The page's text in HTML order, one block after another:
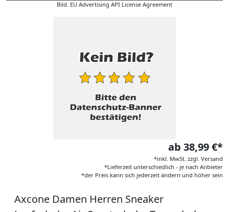
Bild: EU Advertising API License Agreement
ab 38,99 €*
*inkl. MwSt. zzgl. Versand
*Lieferzeit unterschiedlich - je nach Anbieter
*der Preis kann sich jederzeit ändern und höher sein
Axcone Damen Herren Sneaker